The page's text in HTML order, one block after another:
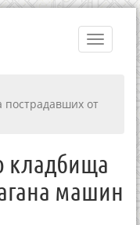
Toggle
от
кладбища
машин